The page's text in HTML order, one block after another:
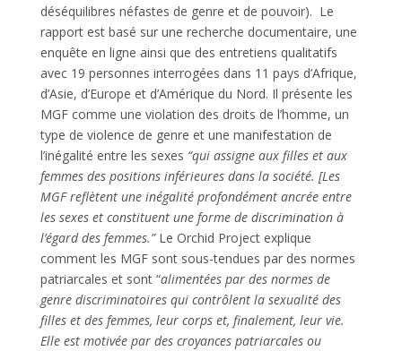
déséquilibres néfastes de genre et de pouvoir). Le
rapport est basé sur une recherche documentaire, une
enquête en ligne ainsi que des entretiens qualitatifs
avec 19 personnes interrogées dans 11 pays d’Afrique,
d’Asie, d’Europe et d’Amérique du Nord. Il présente les
MGF comme une violation des droits de l’homme, un
type de violence de genre et une manifestation de
l’inégalité entre les sexes “qui assigne aux filles et aux
femmes des positions inférieures dans la société. [Les
MGF reflètent une inégalité profondément ancrée entre
les sexes et constituent une forme de discrimination à
l’égard des femmes.”Le Orchid Project explique
comment les MGF sont sous-tendues par des normes
patriarcales et sont “alimentées par des normes de
genre discriminatoires qui contrôlent la sexualité des
filles et des femmes, leur corps et, finalement, leur vie.
Elle est motivée par des croyances patriarcales ou